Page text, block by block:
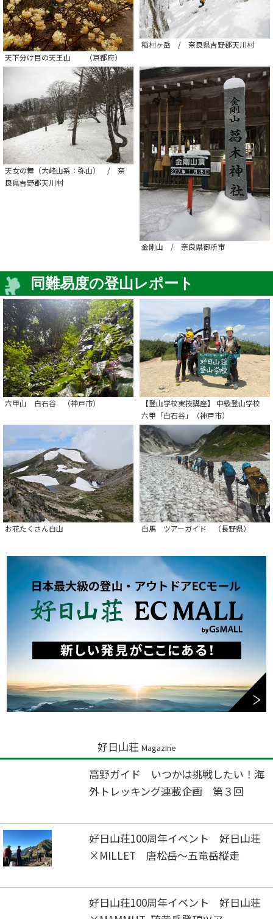
天下分け目の天王山 （京都府）
稲村ヶ岳 / 奈良県吉野郡天川村
天女の舞（大峰山系：弥山） / 奈
良県吉野郡天川村
金剛山 / 奈良県御所市
同難易度の登山レポート
六甲山 白石谷 （神戸市）
【登山学校実技講座】 中級登山学校
六甲「白石谷」（神戸市）
お花たくさん白山 白馬 ツアーガイド （長野県）
好日山荘 Magazine
高野ガイド いつかは挑戦したい！海
外トレッキング連載企画 第３回
好日山荘100周年イベント 好日山荘
×MILLET 唐松岳～五竜岳縦走
好日山荘100周年イベント 好日山荘